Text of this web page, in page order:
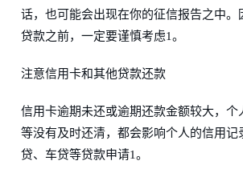
话，也可能会出现在你的征信报告之中。
贷款之前，一定要谨慎考虑1。
注意信用卡和其他贷款还款
信用卡逾期未还或逾期还款金额较大，个
等没有及时还清，都会影响个人的信用记
贷、车贷等贷款申请1。